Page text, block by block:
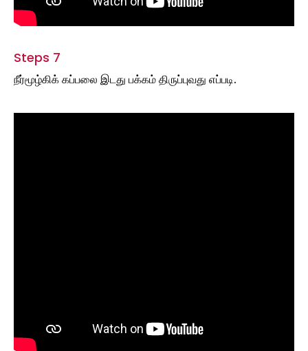
Steps 7
நீர்மூழ்கிக் கப்பலை இடது பக்கம் திருப்புவது எப்படி.